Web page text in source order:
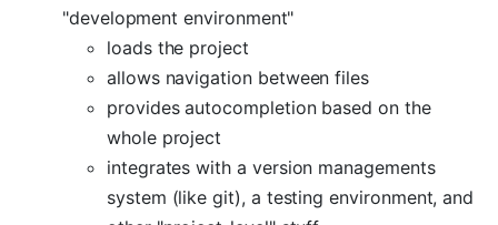
"development environment"
loads the project
allows navigation between files
provides autocompletion based on the
whole project
integrates with a version managements
system (like git), a testing environment, and